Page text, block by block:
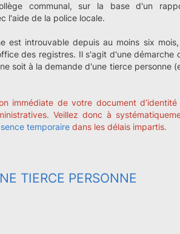
communal, sur la base d'un
l'aide de la police locale.
est introuvable depuis au moins six
des registres. Il s'agit d'une démarche
soit à la demande d'une tierce personne
immédiate de votre document
Veillez donc à
temporaire dans les délais impartis.
TIERCE PERSONNE